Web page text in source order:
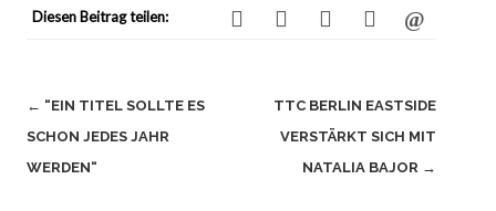
Diesen Beitrag teilen:
Beitragsnavigation
← “EIN TITEL SOLLTE ES
SCHON JEDES JAHR
WERDEN“
TTC BERLIN EASTSIDE
VERSTÄRKT SICH MIT
NATALIA BAJOR →